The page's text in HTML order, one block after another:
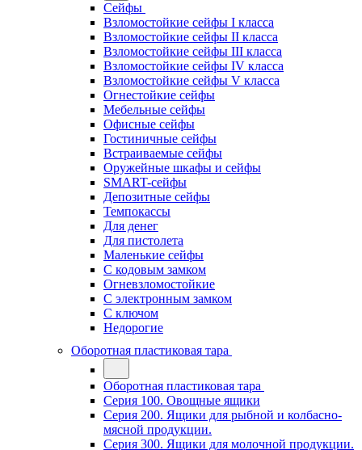
Сейфы
Взломостойкие сейфы I класса
Взломостойкие сейфы II класса
Взломостойкие сейфы III класса
Взломостойкие сейфы IV класса
Взломостойкие сейфы V класса
Огнестойкие сейфы
Мебельные сейфы
Офисные сейфы
Гостиничные сейфы
Встраиваемые сейфы
Оружейные шкафы и сейфы
SMART-сейфы
Депозитные сейфы
Темпокассы
Для денег
Для пистолета
Маленькие сейфы
С кодовым замком
Огневзломостойкие
С электронным замком
С ключом
Недорогие
Оборотная пластиковая тара
Оборотная пластиковая тара
Серия 100. Овощные ящики
Серия 200. Ящики для рыбной и колбасно-
мясной продукции.
Серия 300. Ящики для молочной продукции.